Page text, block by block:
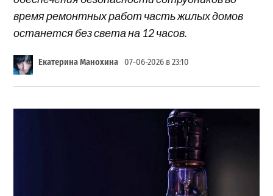
время ремонтных работ часть жилых домов
останется без света на 12 часов.
Екатерина Манохина 07-06-2026 в 23:10